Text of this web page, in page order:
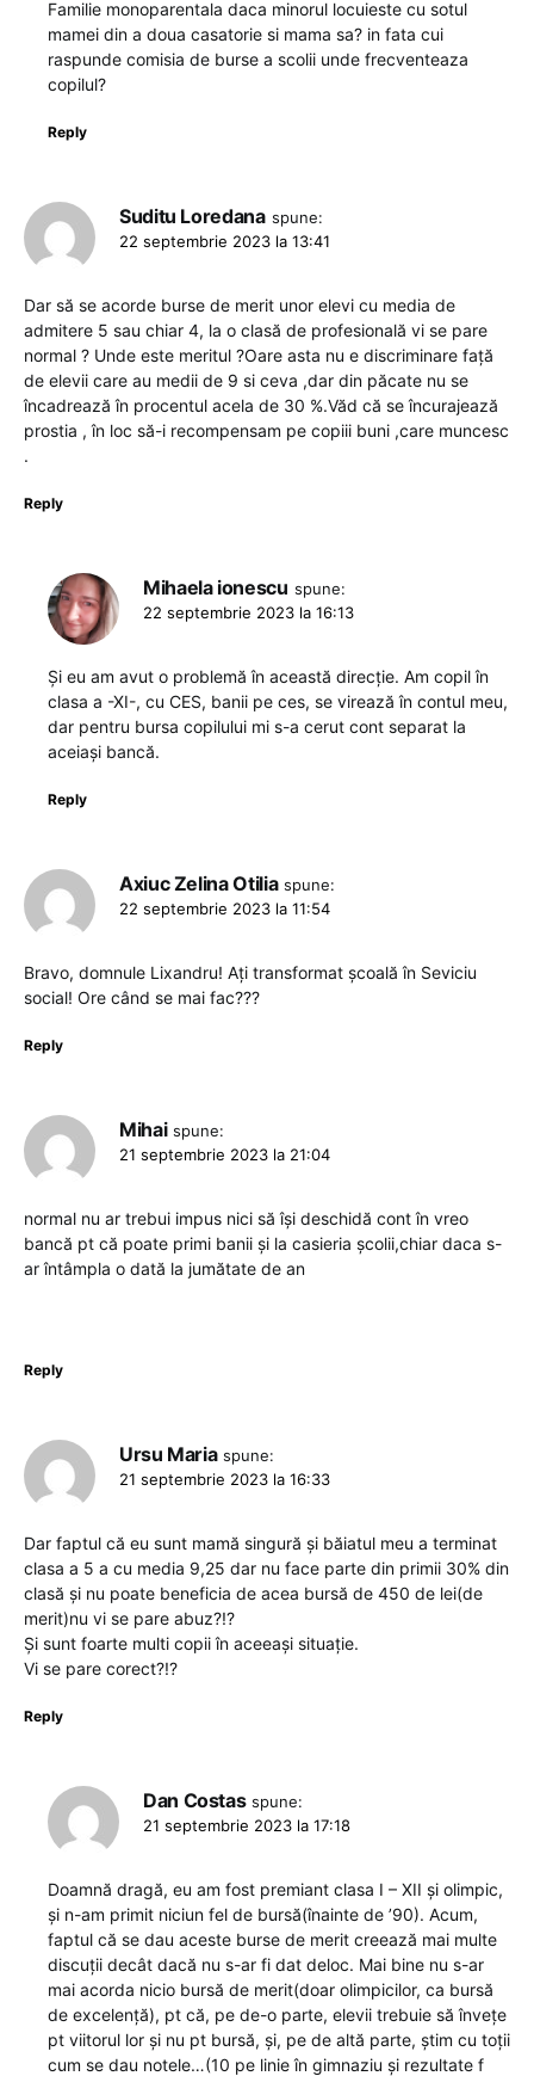
Familie monoparentala daca minorul locuieste cu sotul
mamei din a doua casatorie si mama sa? in fata cui
raspunde comisia de burse a scolii unde frecventeaza
copilul?
Reply
Suditu Loredana spune:
22 septembrie 2023 la 13:41
Dar să se acorde burse de merit unor elevi cu media de
admitere 5 sau chiar 4, la o clasă de profesională vi se pare
normal ? Unde este meritul ?Oare asta nu e discriminare față
de elevii care au medii de 9 si ceva ,dar din păcate nu se
încadrează în procentul acela de 30 %.Văd că se încurajează
prostia , în loc să-i recompensam pe copiii buni ,care muncesc
.
Reply
Mihaela ionescu spune:
22 septembrie 2023 la 16:13
Și eu am avut o problemă în această direcție. Am copil în
clasa a -XI-, cu CES, banii pe ces, se virează în contul meu,
dar pentru bursa copilului mi s-a cerut cont separat la
aceiași bancă.
Reply
Axiuc Zelina Otilia spune:
22 septembrie 2023 la 11:54
Bravo, domnule Lixandru! Ați transformat școală în Seviciu
social! Ore când se mai fac???
Reply
Mihai spune:
21 septembrie 2023 la 21:04
normal nu ar trebui impus nici să își deschidă cont în vreo
bancă pt că poate primi banii și la casieria școlii,chiar daca s-
ar întâmpla o dată la jumătate de an
Reply
Ursu Maria spune:
21 septembrie 2023 la 16:33
Dar faptul că eu sunt mamă singură și băiatul meu a terminat
clasa a 5 a cu media 9,25 dar nu face parte din primii 30% din
clasă și nu poate beneficia de acea bursă de 450 de lei(de
merit)nu vi se pare abuz?!?
Și sunt foarte multi copii în aceeași situație.
Vi se pare corect?!?
Reply
Dan Costas spune:
21 septembrie 2023 la 17:18
Doamnă dragă, eu am fost premiant clasa I – XII și olimpic,
și n-am primit niciun fel de bursă(înainte de ’90). Acum,
faptul că se dau aceste burse de merit creează mai multe
discuții decât dacă nu s-ar fi dat deloc. Mai bine nu s-ar
mai acorda nicio bursă de merit(doar olimpicilor, ca bursă
de excelență), pt că, pe de-o parte, elevii trebuie să învețe
pt viitorul lor și nu pt bursă, și, pe de altă parte, știm cu toții
cum se dau notele…(10 pe linie în gimnaziu și rezultate f